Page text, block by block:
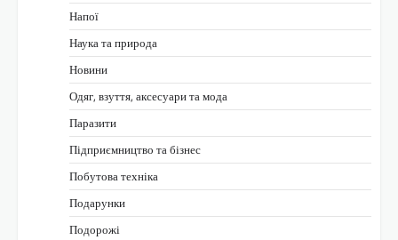
Напої
Наука та природа
Новини
Одяг, взуття, аксесуари та мода
Паразити
Підприємництво та бізнес
Побутова техніка
Подарунки
Подорожі